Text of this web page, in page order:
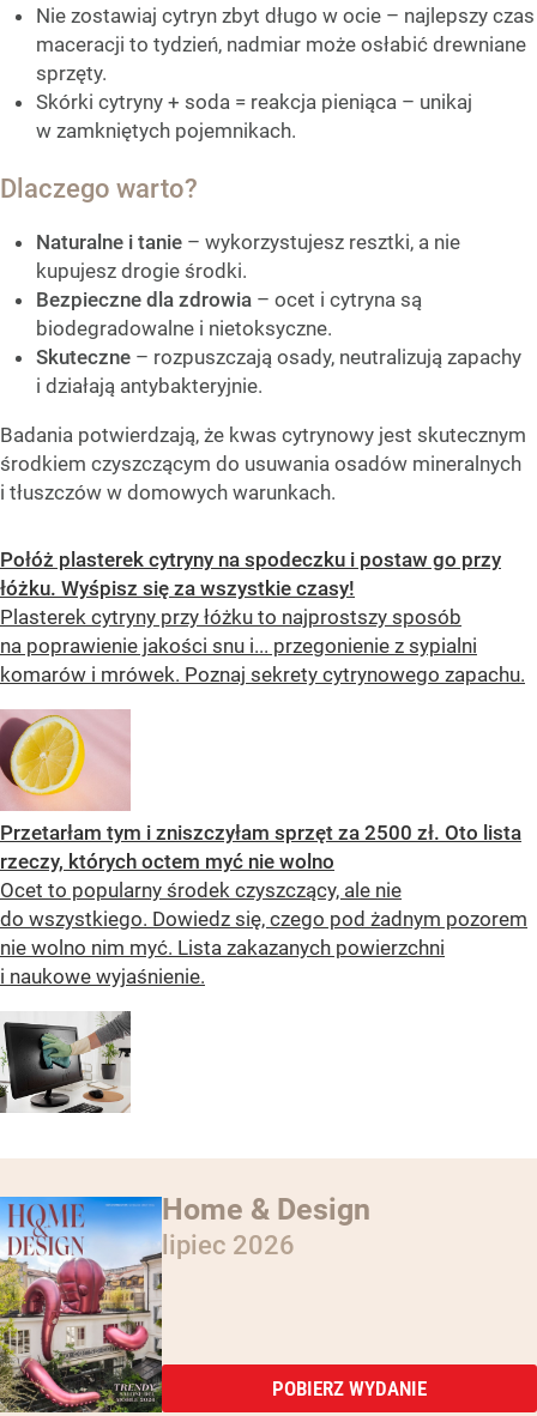
Nie zostawiaj cytryn zbyt długo w ocie – najlepszy czas
maceracji to tydzień, nadmiar może osłabić drewniane
sprzęty.
Skórki cytryny + soda = reakcja pieniąca – unikaj
w zamkniętych pojemnikach.
Dlaczego warto?
Naturalne i tanie – wykorzystujesz resztki, a nie
kupujesz drogie środki.
Bezpieczne dla zdrowia – ocet i cytryna są
biodegradowalne i nietoksyczne.
Skuteczne – rozpuszczają osady, neutralizują zapachy
i działają antybakteryjnie.
Badania potwierdzają, że kwas cytrynowy jest skutecznym
środkiem czyszczącym do usuwania osadów mineralnych
i tłuszczów w domowych warunkach.
Połóż plasterek cytryny na spodeczku i postaw go przy
łóżku. Wyśpisz się za wszystkie czasy!
Plasterek cytryny przy łóżku to najprostszy sposób
na poprawienie jakości snu i... przegonienie z sypialni
komarów i mrówek. Poznaj sekrety cytrynowego zapachu.
Przetarłam tym i zniszczyłam sprzęt za 2500 zł. Oto lista
rzeczy, których octem myć nie wolno
Ocet to popularny środek czyszczący, ale nie
do wszystkiego. Dowiedz się, czego pod żadnym pozorem
nie wolno nim myć. Lista zakazanych powierzchni
i naukowe wyjaśnienie.
Home & Design
lipiec 2026
POBIERZ WYDANIE